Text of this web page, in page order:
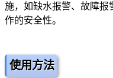
施，如缺水报警、故障报
作的安全性。
使用方法